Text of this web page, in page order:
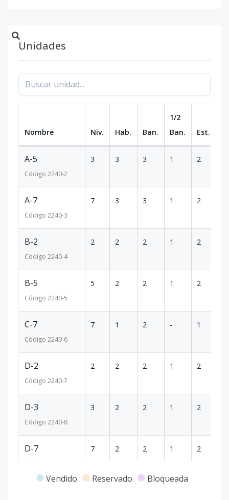
Unidades
Nombre Niv. Hab. Ban.
1/2
Ban.
Est.
A-5
Código 2240-2
3 3 3 1 2
A-7
Código 2240-3
7 3 3 1 2
B-2
Código 2240-4
2 2 2 1 2
B-5
Código 2240-5
5 2 2 1 2
C-7
Código 2240-6
7 1 2 - 1
D-2
Código 2240-7
2 2 2 1 2
D-3
Código 2240-8
3 2 2 1 2
D-7
Código
7 2 2 1 2
Vendido Reservado Bloqueada